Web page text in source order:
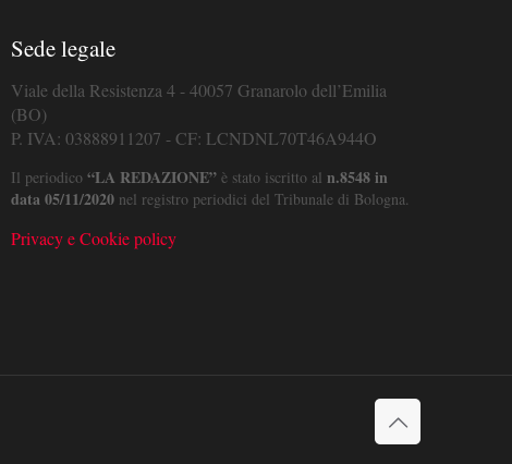
Sede legale
Viale della Resistenza 4 - 40057 Granarolo dell’Emilia
(BO)
P. IVA: 03888911207 - CF: LCNDNL70T46A944O
Il periodico “LA REDAZIONE”è stato iscritto al n.8548 in
data 05/11/2020nel registro periodici del Tribunale di Bologna.
Privacy e Cookie policy